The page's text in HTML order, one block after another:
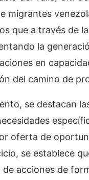
migrantes
que a través de
la
en
del camino de
se destacan
oferta de
se establece
acciones de